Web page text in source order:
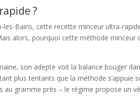
?
Bains, cette recette minceur ultra-
alors, pourquoi cette méthode minceur
son adepte voit la balance bouger
plus tentants que la méthode s’appuie
gramme près – le régime propose un